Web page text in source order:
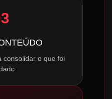
consolidar o que foi